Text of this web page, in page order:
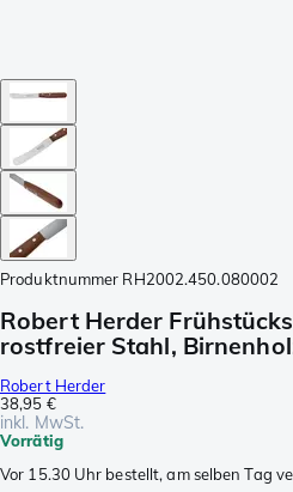
Produktnummer RH2002.450.080002
Robert Herder
rostfreier Stahl,
Robert Herder
38,95 €
inkl. MwSt.
Vorrätig
Vor 15.30 Uhr bestellt, am selben Tag